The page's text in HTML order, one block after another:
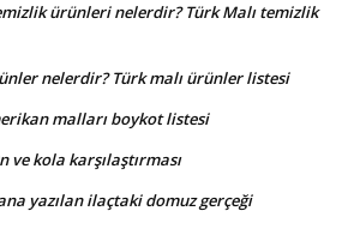
ürünleri nelerdir? Türk Malı temizlik
nelerdir? Türk malı ürünler listesi
malları boykot listesi
ve kola karşılaştırması
yazılan ilaçtaki domuz gerçeği